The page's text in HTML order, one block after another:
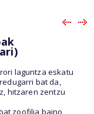
laguntza eskatu
bat da,
hitzaren zentzu